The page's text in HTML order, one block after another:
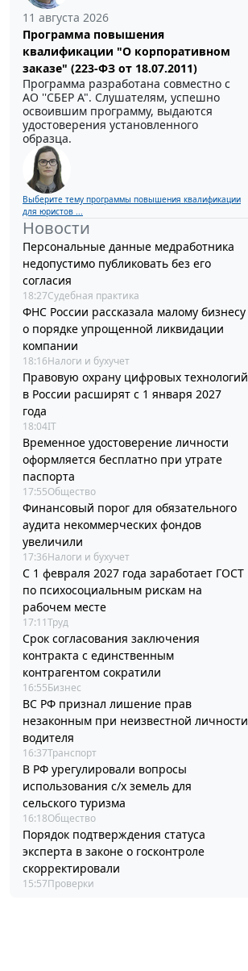
11 августа 2026
Программа повышения
квалификации "О корпоративном
заказе" (223-ФЗ от 18.07.2011)
Программа разработана совместно с
АО ''СБЕР А". Слушателям, успешно
освоившим программу, выдаются
удостоверения установленного
образца.
Выберите тему программы повышения квалификации
для юристов ...
Новости
Персональные данные медработника
недопустимо публиковать без его
согласия
18:27Судебная практика
ФНС России рассказала малому бизнесу
о порядке упрощенной ликвидации
компании
18:16Налоги и бухучет
Правовую охрану цифровых технологий
в России расширят с 1 января 2027
года
18:04IT
Временное удостоверение личности
оформляется бесплатно при утрате
паспорта
17:55Общество
Финансовый порог для обязательного
аудита некоммерческих фондов
увеличили
17:36Налоги и бухучет
С 1 февраля 2027 года заработает ГОСТ
по психосоциальным рискам на
рабочем месте
17:11Труд
Срок согласования заключения
контракта с единственным
контрагентом сократили
16:55Бизнес
ВС РФ признал лишение прав
незаконным при неизвестной личности
водителя
16:37Транспорт
В РФ урегулировали вопросы
использования с/х земель для
сельского туризма
16:18Общество
Порядок подтверждения статуса
эксперта в законе о госконтроле
скорректировали
15:57Проверки